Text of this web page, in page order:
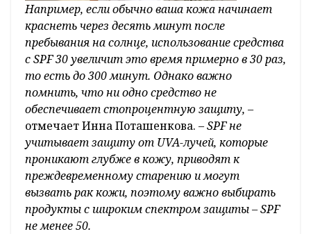
Например, если обычно ваша кожа начинает
краснеть через десять минут после
пребывания на солнце, использование средства
с SPF 30 увеличит это время примерно в 30 раз,
то есть до 300 минут. Однако важно
помнить, что ни одно средство не
обеспечивает стопроцентную защиту, –
отмечает Инна Поташенкова. – SPF не
учитывает защиту от UVA-лучей, которые
проникают глубже в кожу, приводят к
преждевременному старению и могут
вызвать рак кожи, поэтому важно выбирать
продукты с широким спектром защиты – SPF
не менее 50.